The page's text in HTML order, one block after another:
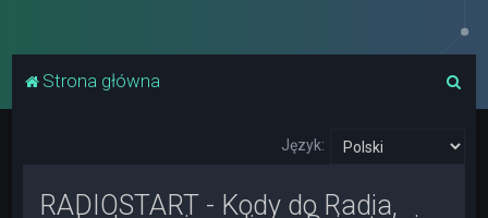
Strona główna
Język:
RADIOSTART - Kody do Radia,